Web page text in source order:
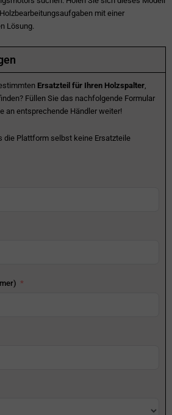
mit einer
Lösung.
Ersatzteil für Ihren Holzspalter,
Füllen Sie das nachfolgende Formular
an entsprechende Händler weiter!
die Plattform selbst keine Ersatzteile